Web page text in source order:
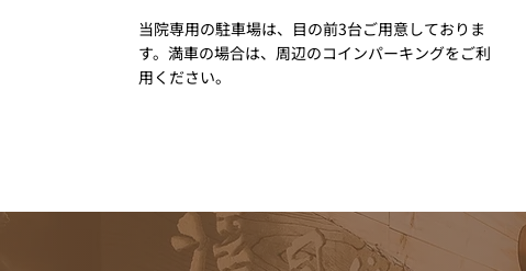
当院専用の駐車場は、目の前3台ご用意しておりま
す。満車の場合は、周辺のコインパーキングをご利
用ください。